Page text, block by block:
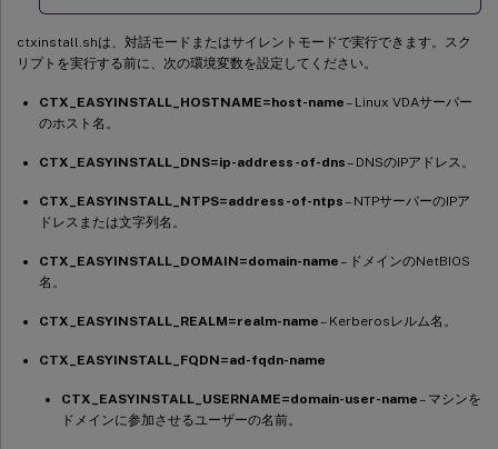
ctxinstall.shは、対話モードまたはサイレントモードで実行できます。スク
リプトを実行する前に、次の環境変数を設定してください。
CTX_EASYINSTALL_HOSTNAME=host-name– Linux VDAサーバー
のホスト名。
CTX_EASYINSTALL_DNS=ip-address-of-dns– DNSのIPアドレス。
CTX_EASYINSTALL_NTPS=address-of-ntps– NTPサーバーのIPア
ドレスまたは文字列名。
CTX_EASYINSTALL_DOMAIN=domain-name– ドメインのNetBIOS
名。
CTX_EASYINSTALL_REALM=realm-name– Kerberosレルム名。
CTX_EASYINSTALL_FQDN=ad-fqdn-name
CTX_EASYINSTALL_USERNAME=domain-user-name– マシンを
ドメインに参加させるユーザーの名前。